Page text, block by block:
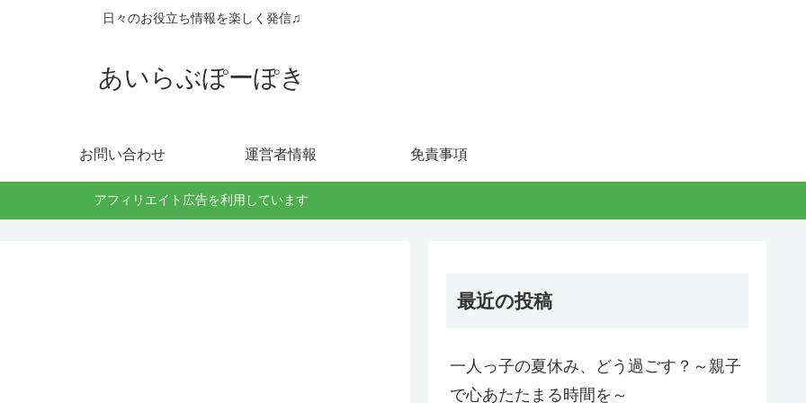
日々のお役立ち情報を楽しく発信♫
あいらぶぽーぽき
お問い合わせ 運営者情報 免責事項
アフィリエイト広告を利用しています
最近の投稿
一人っ子の夏休み、どう過ごす？～親子
で心あたたまる時間を～